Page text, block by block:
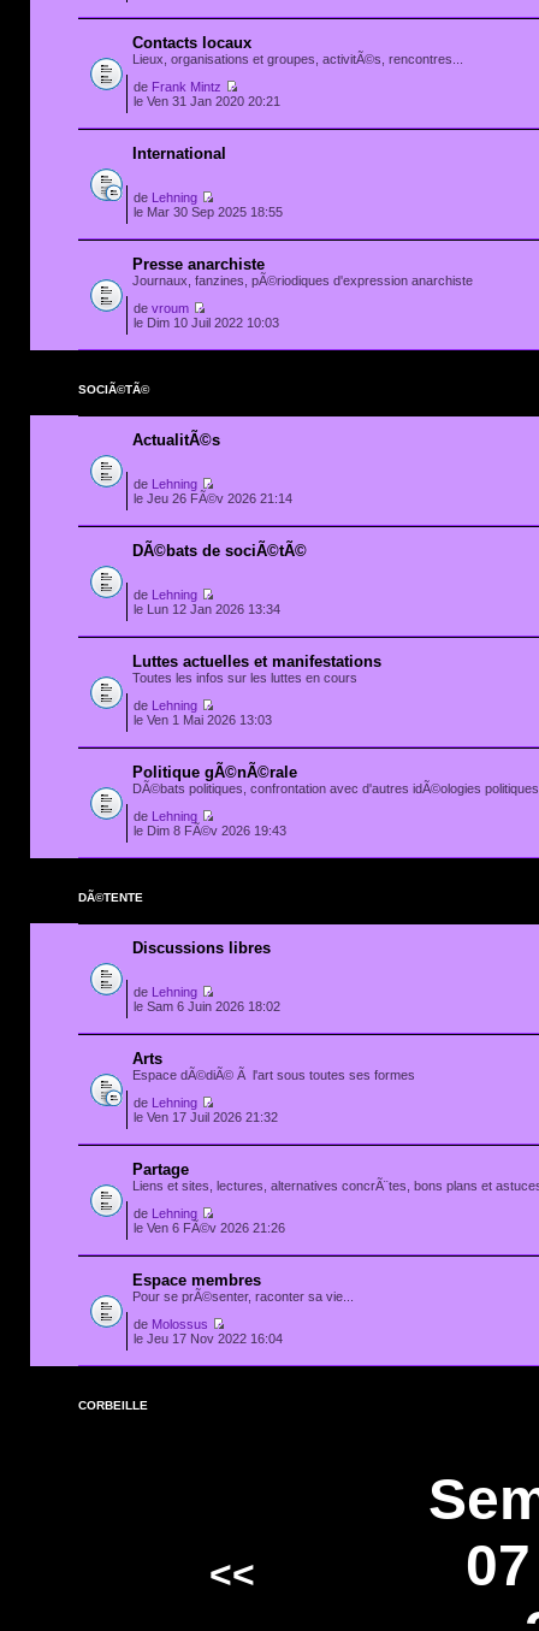
Contacts locaux
Lieux, organisations et groupes, activitÃ©s, rencontres...
de Frank Mintz
le Ven 31 Jan 2020 20:21
International
de
Lehning
le Mar 30 Sep 2025 18:55
Presse anarchiste
Journaux, fanzines, pÃ©riodiques d'expression anarchiste
de vroum
le Dim 10 Juil 2022 10:03
SOCIÃ©TÃ©
ActualitÃ©s
de
Lehning
le Jeu 26 FÃ©v 2026 21:14
DÃ©bats de sociÃ©tÃ©
de
Lehning
le Lun 12 Jan 2026 13:34
Luttes actuelles et manifestations
Toutes les infos sur les luttes en cours
de
Lehning
le Ven 1 Mai 2026 13:03
Politique gÃ©nÃ©rale
DÃ©bats politiques, confrontation avec d'autres idÃ©ologies
de
Lehning
le Dim 8 FÃ©v 2026 19:43
DÃ©TENTE
Discussions libres
de
Lehning
le Sam 6 Juin 2026 18:02
Arts
Espace dÃ©diÃ© Ã l'art sous toutes ses formes
de
Lehning
le Ven 17 Juil 2026 21:32
Partage
Liens et sites, lectures, alternatives concrÃ¨tes, bons plans et
de
Lehning
le Ven 6 FÃ©v 2026 21:26
Espace membres
Pour se prÃ©senter, raconter sa vie...
de Molossus
le Jeu 17 Nov 2022 16:04
CORBEILLE
<<